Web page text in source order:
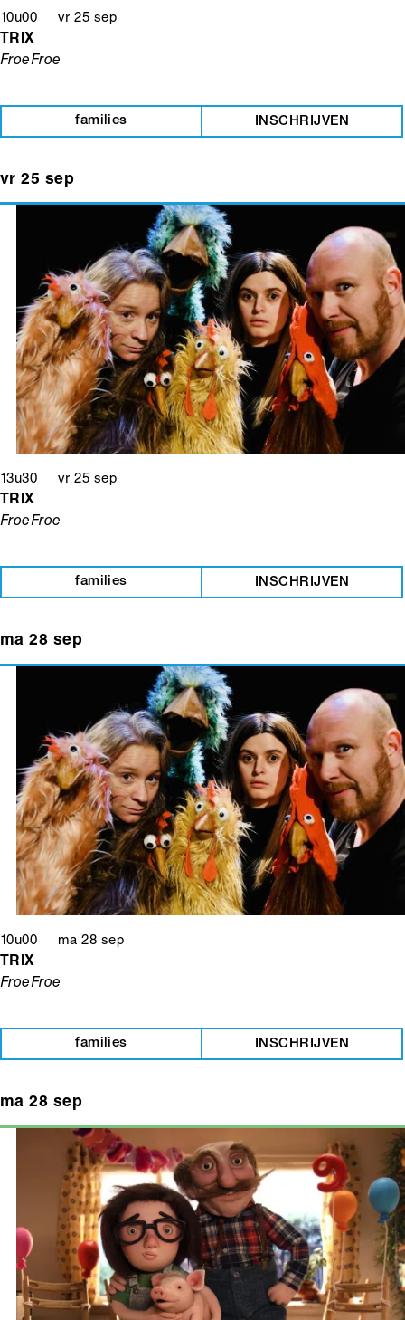
10u00 vr 25 sep
TRIX
FroeFroe
families INSCHRIJVEN
vr 25 sep
13u30 vr 25 sep
TRIX
FroeFroe
families INSCHRIJVEN
ma 28 sep
10u00 ma 28 sep
TRIX
FroeFroe
families INSCHRIJVEN
ma 28 sep